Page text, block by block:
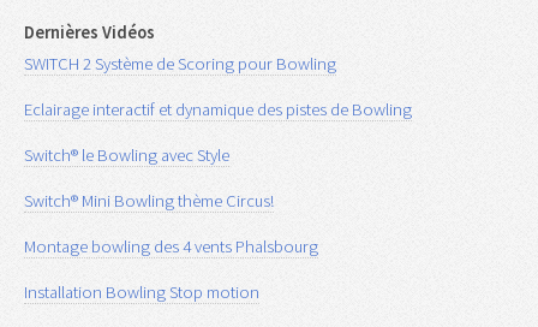
Dernières Vidéos
SWITCH 2 Système de Scoring pour Bowling
Eclairage interactif et dynamique des pistes de Bowling
Switch® le Bowling avec Style
Switch® Mini Bowling thème Circus!
Montage bowling des 4 vents Phalsbourg
Installation Bowling Stop motion